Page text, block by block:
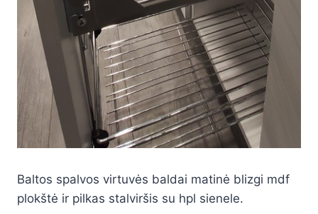
Baltos spalvos virtuvės baldai matinė blizgi mdf
plokštė ir pilkas stalviršis su hpl sienele.